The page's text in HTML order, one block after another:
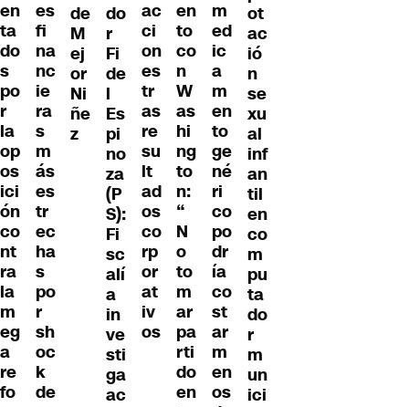
en
ta
do
s
po
r
la
op
os
ici
ón
co
nt
ra
la
m
eg
a
re
fo
es
fi
na
nc
ie
ra
s
m
ás
es
tr
ec
ha
s
po
r
sh
oc
k
de
de
M
ej
or
Ni
ñe
z
do
r
Fi
de
l
Es
pi
no
za
(P
S):
Fi
sc
alí
a
in
ve
sti
ga
ac
ac
ci
on
es
tr
as
re
su
lt
ad
os
co
rp
or
at
iv
os
en
to
co
n
W
as
hi
ng
to
n:
“
N
o
to
m
ar
pa
rti
do
en
m
ed
ic
a
m
en
to
ge
né
ri
co
po
dr
ía
co
st
ar
m
en
os
ot
ac
ió
n
se
xu
al
inf
an
til
en
co
m
pu
ta
do
r
m
un
ici